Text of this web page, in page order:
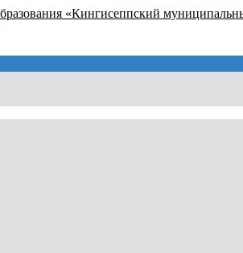
«Кингисеппский